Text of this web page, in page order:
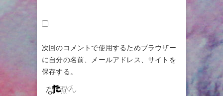
次回のコメントで使用するためブラウザー
に自分の名前、メールアドレス、サイトを
保存する。